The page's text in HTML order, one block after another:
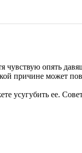
чувствую опять
причине может
усугубить ее.